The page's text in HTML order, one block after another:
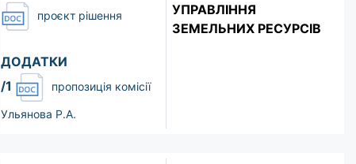
проєкт рішення
ДОДАТКИ
/1
пропозиція комісії
Ульянова Р.А.
УПРАВЛІННЯ
ЗЕМЕЛЬНИХ РЕСУРСІВ